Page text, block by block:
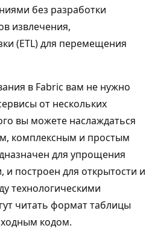
без разработки
извлечения,
(ETL) для перемещения
в Fabric вам не нужно
от нескольких
вы можете наслаждаться
комплексным и простым
для упрощения
и построен для открытости и
технологическими
читать формат таблицы
кодом.